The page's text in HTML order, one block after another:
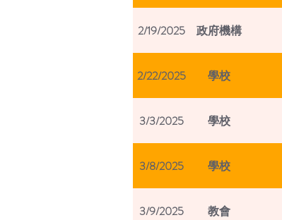
2/19/2025 政府機構
2/22/2025 學校
3/3/2025 學校
3/8/2025 學校
3/9/2025 教會